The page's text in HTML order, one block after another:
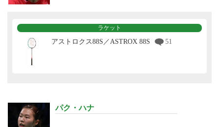
ラケット
アストロクス88S／ASTROX 88S 51
パク・ハナ